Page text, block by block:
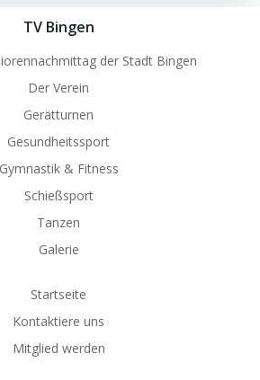
TV Bingen
der Stadt Bingen
Der Verein
Gerätturnen
Gesundheitssport
Gymnastik & Fitness
Schießsport
Tanzen
Galerie
Startseite
Kontaktiere uns
Mitglied werden